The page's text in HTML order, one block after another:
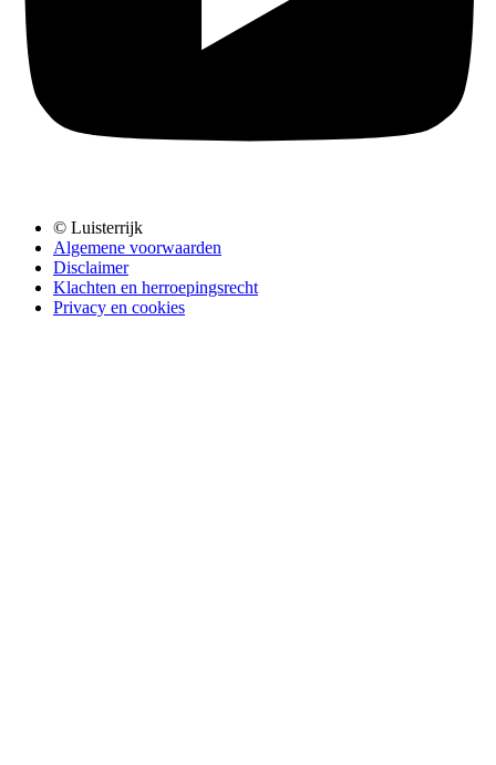
© Luisterrijk
Algemene voorwaarden
Disclaimer
Klachten en herroepingsrecht
Privacy en cookies